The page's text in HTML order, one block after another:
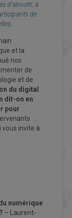
d’aboutir, à
de
et la
nos
de
et de
du digital
dit-on en
pour
invite à
numérique
– Laurent-